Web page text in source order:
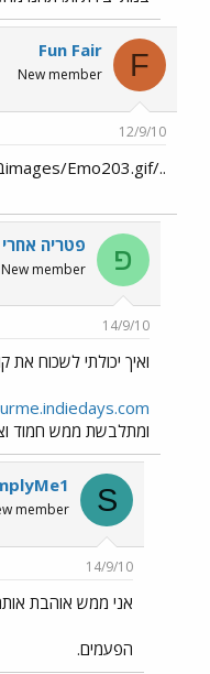
F
Fun Fair
New member
12/9/10
../images/Emo203.gifבלוגים מחו"ל / שפות אחרות
פ פטריה
New member
14/9/10
ואיך יכולתי לשכוח את
ומתלבשת ממש חמוד
S
member
14/9/10
אני ממש אוהבת
הפעמים.